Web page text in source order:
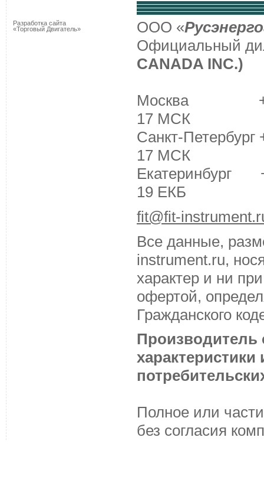
Разработка сайта
«Торговый Двигатель»
ООО «
Официальный
CANADA INC.)
Москва +7
17 МСК
Санкт-
17 МСК
Екатеринбург
19 ЕКБ
fit@fit-
Все данные,
instrument.ru,
характер и ни
офертой,
Гражданского
Производитель
Полное или
без согласия